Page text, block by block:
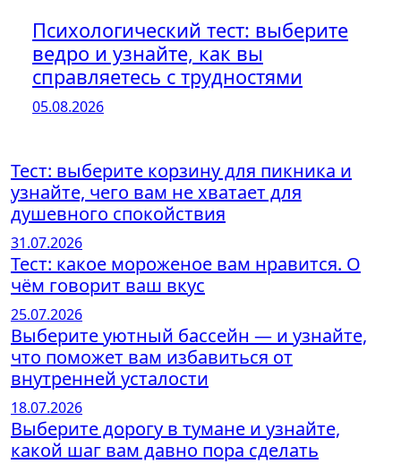
Психологический тест: выберите
ведро и узнайте, как вы
справляетесь с трудностями
05.08.2026
Тест: выберите корзину для пикника и
узнайте, чего вам не хватает для
душевного спокойствия
31.07.2026
Тест: какое мороженое вам нравится. О
чём говорит ваш вкус
25.07.2026
Выберите уютный бассейн — и узнайте,
что поможет вам избавиться от
внутренней усталости
18.07.2026
Выберите дорогу в тумане и узнайте,
какой шаг вам давно пора сделать